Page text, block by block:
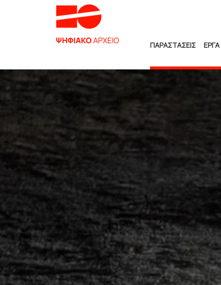
ΠΑΡΑΣΤΑΣΕΙΣ ΕΡΓΑ